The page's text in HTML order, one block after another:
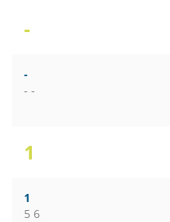
-
-
- -
1
1
5 6